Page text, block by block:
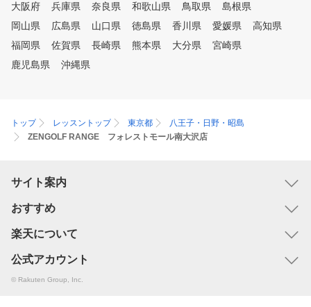
大阪府
兵庫県 奈良県 和歌山県 鳥取県
島根県
岡山県
広島県 山口県 徳島県 香川県 愛媛県
高知県
福岡県
佐賀県 長崎県 熊本県 大分県
宮崎県
鹿児島県
沖縄県
トップ レッスントップ 東京都
八王子・日野・昭島
ZENGOLF RANGE フォレストモール南大沢店
サイト案内
おすすめ
楽天について
公式アカウント
© Rakuten Group, Inc.